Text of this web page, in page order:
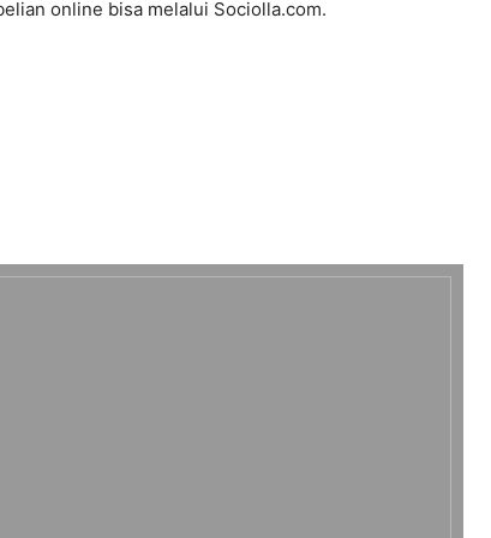
online bisa melalui Sociolla.com.